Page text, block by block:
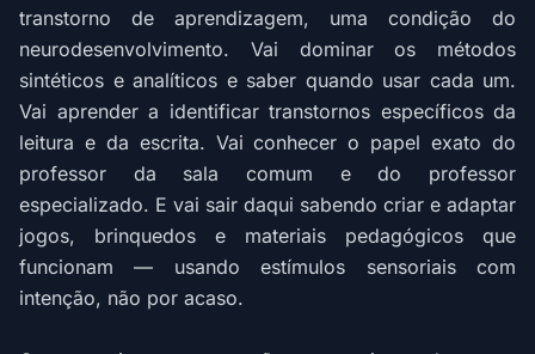
transtorno de aprendizagem, uma condição do
neurodesenvolvimento. Vai dominar os métodos
sintéticos e analíticos e saber quando usar cada um.
Vai aprender a identificar transtornos específicos da
leitura e da escrita. Vai conhecer o papel exato do
professor da sala comum e do professor
especializado. E vai sair daqui sabendo criar e adaptar
jogos, brinquedos e materiais pedagógicos que
funcionam — usando estímulos sensoriais com
intenção, não por acaso.